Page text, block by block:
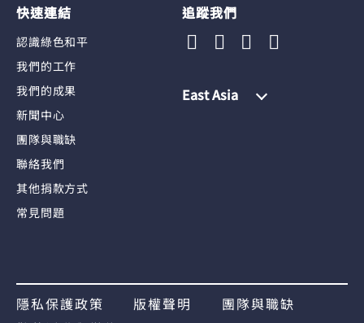
快速連結
認識綠色和平
我們的工作
我們的成果
新聞中心
團隊與職缺
聯絡我們
其他捐款方式
常見問題
追蹤我們
East Asia
隱私保護政策 版權聲明
團隊與職缺